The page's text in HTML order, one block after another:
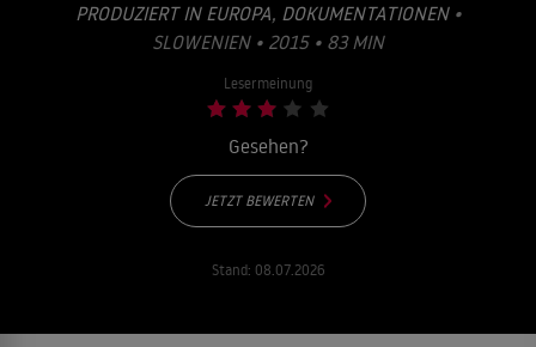
PRODUZIERT IN EUROPA, DOKUMENTATIONEN•
SLOWENIEN • 2015 • 83 MIN
Lesermeinung
Gesehen?
JETZT BEWERTEN
Stand: 08.07.2026